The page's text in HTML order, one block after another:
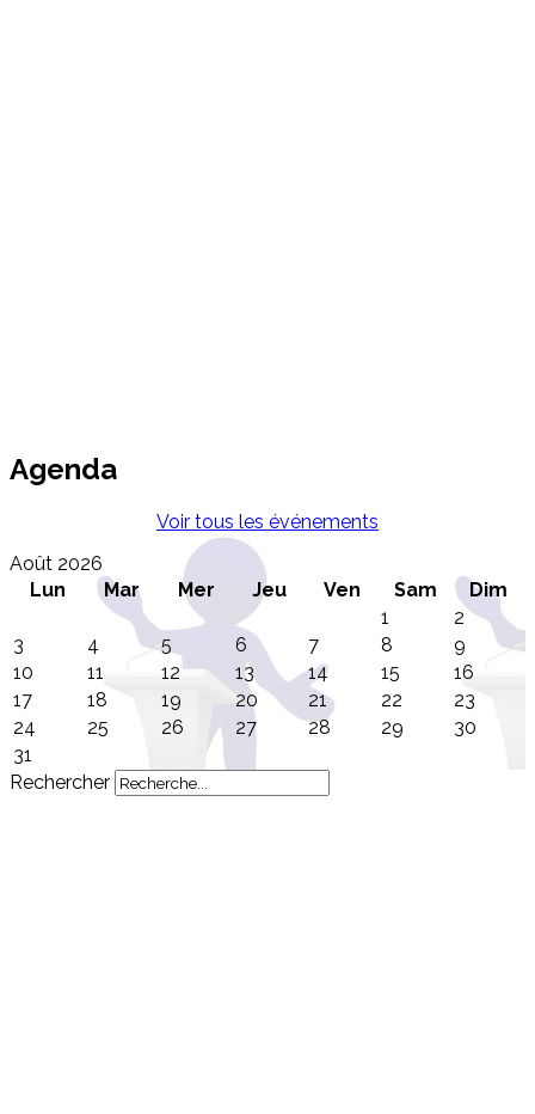
Agenda
Voir tous les événements
Août 2026
Lun
Mar Mer Jeu Ven Sam
Dim
1
2
3
4 5 6 7 8
9
10
11 12 13 14 15
16
17
18 19 20 21 22
23
24
25 26 27 28 29
30
31
Rechercher